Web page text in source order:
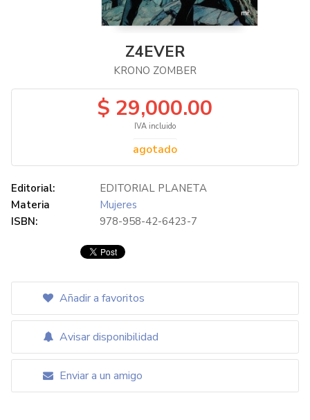
Z4EVER
KRONO ZOMBER
$ 29,000.00
IVA incluido
agotado
Editorial:
EDITORIAL PLANETA
Materia
Mujeres
ISBN:
978-958-42-6423-7
Añadir a favoritos
Avisar disponibilidad
Enviar a un amigo